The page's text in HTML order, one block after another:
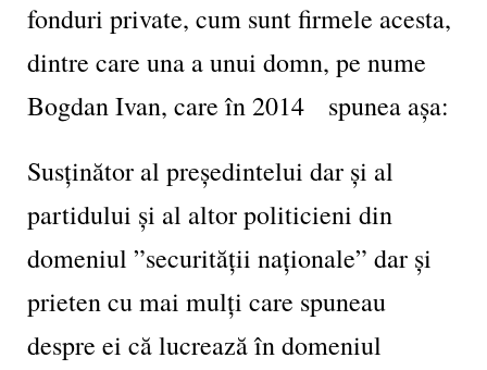
fonduri private, cum sunt firmele acesta,
dintre care una a unui domn, pe nume
Bogdan Ivan, care în 2014 spunea așa:
Susținător al președintelui dar și al
partidului și al altor politicieni din
domeniul ”securității naționale” dar și
prieten cu mai mulți care spuneau
despre ei că lucrează în domeniul